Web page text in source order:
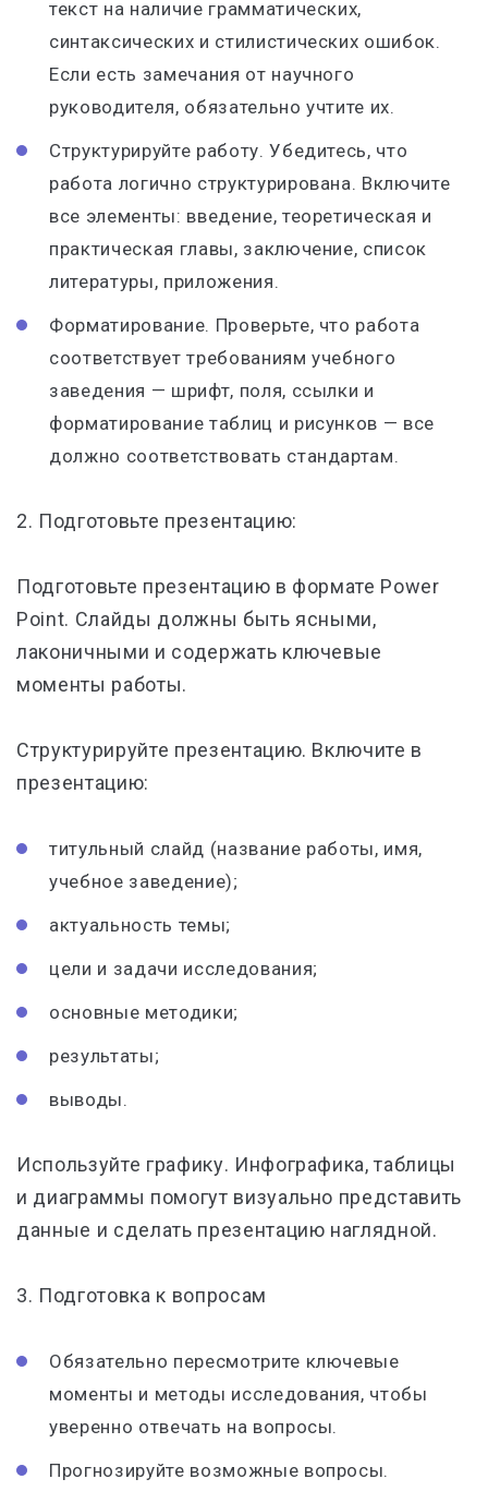
текст на наличие грамматических,
синтаксических и стилистических ошибок.
Если есть замечания от научного
руководителя, обязательно учтите их.
Структурируйте работу. Убедитесь, что
работа логично структурирована. Включите
все элементы: введение, теоретическая и
практическая главы, заключение, список
литературы, приложения.
Форматирование. Проверьте, что работа
соответствует требованиям учебного
заведения — шрифт, поля, ссылки и
форматирование таблиц и рисунков — все
должно соответствовать стандартам.
2. Подготовьте презентацию:
Подготовьте презентацию в формате Power
Point. Слайды должны быть ясными,
лаконичными и содержать ключевые
моменты работы.
Структурируйте презентацию. Включите в
презентацию:
титульный слайд (название работы, имя,
учебное заведение);
актуальность темы;
цели и задачи исследования;
основные методики;
результаты;
выводы.
Используйте графику. Инфографика, таблицы
и диаграммы помогут визуально представить
данные и сделать презентацию наглядной.
3. Подготовка к вопросам
Обязательно пересмотрите ключевые
моменты и методы исследования, чтобы
уверенно отвечать на вопросы.
Прогнозируйте возможные вопросы.